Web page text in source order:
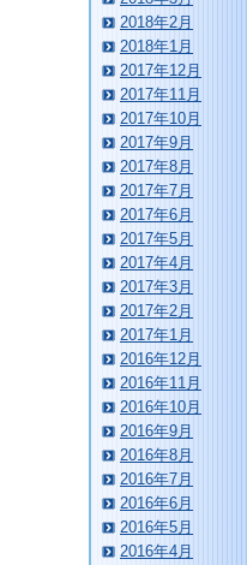
2018年2月
2018年1月
2017年12月
2017年11月
2017年10月
2017年9月
2017年8月
2017年7月
2017年6月
2017年5月
2017年4月
2017年3月
2017年2月
2017年1月
2016年12月
2016年11月
2016年10月
2016年9月
2016年8月
2016年7月
2016年6月
2016年5月
2016年4月